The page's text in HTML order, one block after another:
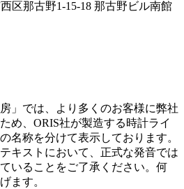
区那古野1-15-18 那古野ビル南館
」では、より多くのお客様に弊社
め、ORIS社が製造する時計ライ
名称を分けて表示しております。
キストにおいて、正式な発音では
いることをご了承ください。何
ます。